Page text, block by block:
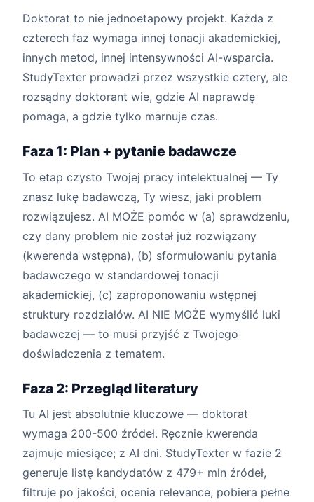
Doktorat to nie jednoetapowy projekt. Każda z
czterech faz wymaga innej tonacji akademickiej,
innych metod, innej intensywności AI-wsparcia.
StudyTexter prowadzi przez wszystkie cztery, ale
rozsądny doktorant wie, gdzie AI naprawdę
pomaga, a gdzie tylko marnuje czas.
Faza 1: Plan + pytanie badawcze
To etap czysto Twojej pracy intelektualnej — Ty
znasz lukę badawczą, Ty wiesz, jaki problem
rozwiązujesz. AI MOŻE pomóc w (a) sprawdzeniu,
czy dany problem nie został już rozwiązany
(kwerenda wstępna), (b) sformułowaniu pytania
badawczego w standardowej tonacji
akademickiej, (c) zaproponowaniu wstępnej
struktury rozdziałów. AI NIE MOŻE wymyślić luki
badawczej — to musi przyjść z Twojego
doświadczenia z tematem.
Faza 2: Przegląd literatury
Tu AI jest absolutnie kluczowe — doktorat
wymaga 200-500 źródeł. Ręcznie kwerenda
zajmuje miesiące; z AI dni. StudyTexter w fazie 2
generuje listę kandydatów z 479+ mln źródeł,
filtruje po jakości, ocenia relevance, pobiera pełne